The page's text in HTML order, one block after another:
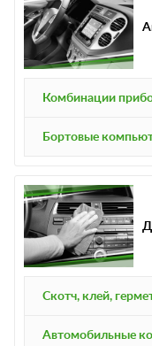
Комбинации
Бортовые
Скотч, клей,
Автомобильные